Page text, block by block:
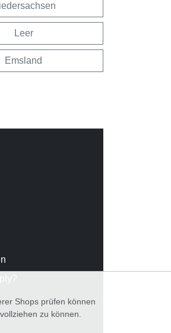
Leer
Emsland
Shops prüfen können
zu können.